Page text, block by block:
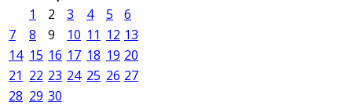
1
2 3 4 5
6
7
8 9 10 11 12 13
14 15 16 17 18 19 20
21 22 23 24 25 26 27
28 29 30